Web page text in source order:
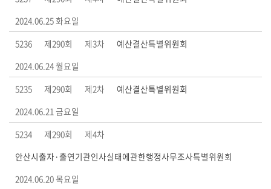
정
질
문
변
분
자
발
언
2024.06.25 화요일
5236
제290회 제3차
예산결산특별위원회
2024.06.24 월요일
5235
제290회 제2차
예산결산특별위원회
2024.06.21 금요일
5234
제290회
제4차
안산시출자·출연기관인사실태에관한행정사무조사특별위원회
2024.06.20 목요일